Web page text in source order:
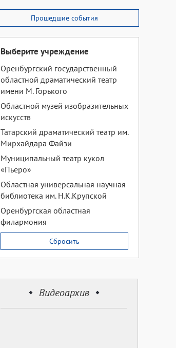
Прошедшие события
Выберите учреждение
Оренбургский государственный
областной драматический театр
имени М. Горького
Областной музей изобразительных
искусств
Татарский драматический театр им.
Мирхайдара Файзи
Муниципальный театр кукол
«Пьеро»
Областная универсальная научная
библиотека им. Н.К.Крупской
Оренбургская областная
филармония
Сбросить
Видеоархив